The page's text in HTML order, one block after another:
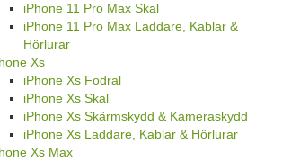
iPhone 11 Pro Max Skal
iPhone 11 Pro Max Laddare, Kablar &
Hörlurar
Xs
iPhone Xs Fodral
iPhone Xs Skal
iPhone Xs Skärmskydd & Kameraskydd
iPhone Xs Laddare, Kablar & Hörlurar
Xs Max